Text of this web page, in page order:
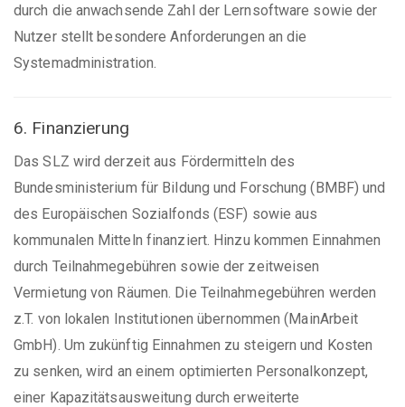
durch die anwachsende Zahl der Lernsoftware sowie der
Nutzer stellt besondere Anforderungen an die
Systemadministration.
6. Finanzierung
Das SLZ wird derzeit aus Fördermitteln des
Bundesministerium für Bildung und Forschung (BMBF) und
des Europäischen Sozialfonds (ESF) sowie aus
kommunalen Mitteln finanziert. Hinzu kommen Einnahmen
durch Teilnahmegebühren sowie der zeitweisen
Vermietung von Räumen. Die Teilnahmegebühren werden
z.T. von lokalen Institutionen übernommen (MainArbeit
GmbH). Um zukünftig Einnahmen zu steigern und Kosten
zu senken, wird an einem optimierten Personalkonzept,
einer Kapazitätsausweitung durch erweiterte